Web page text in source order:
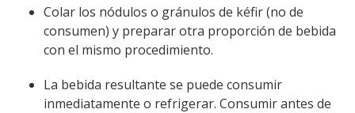
Colar los nódulos o gránulos de kéfir (no de
consumen) y preparar otra proporción de bebida
con el mismo procedimiento.
La bebida resultante se puede consumir
inmediatamente o refrigerar. Consumir antes de